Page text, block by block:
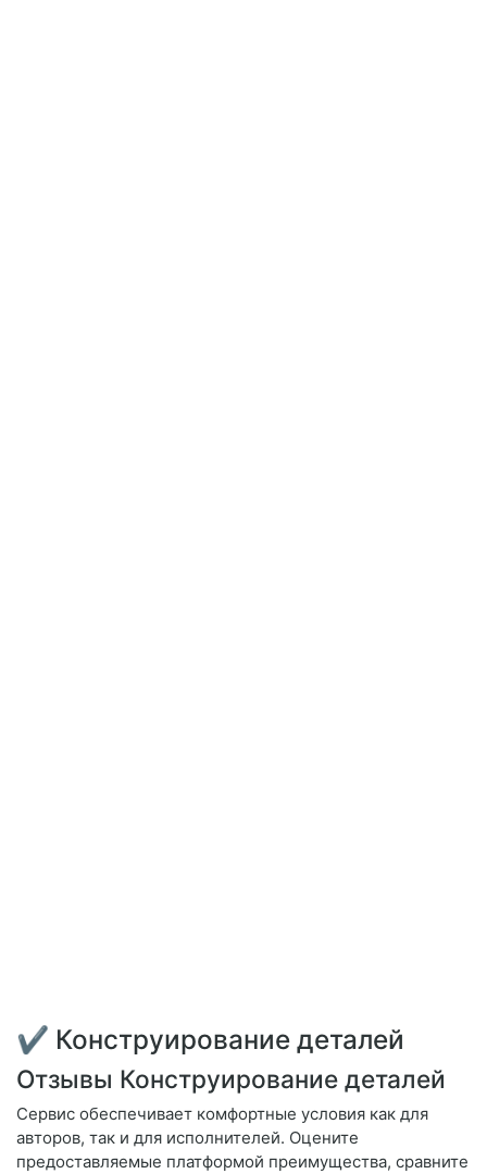
✔ Конструирование деталей
Отзывы Конструирование деталей
Сервис обеспечивает комфортные условия как для
авторов, так и для исполнителей. Оцените
предоставляемые платформой преимущества, сравните